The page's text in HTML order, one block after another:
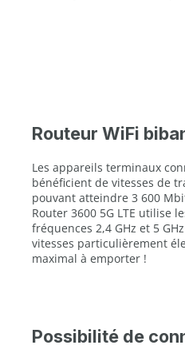
Routeur WiFi
Les appareils terminaux
bénéficient de vitesses de
pouvant atteindre 3 600
Router 3600 5G LTE utilise
fréquences 2,4 GHz et 5
vitesses particulièrement
maximal à emporter !
Possibilité de